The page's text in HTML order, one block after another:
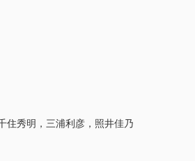
秀明，三浦利彦，照井佳乃